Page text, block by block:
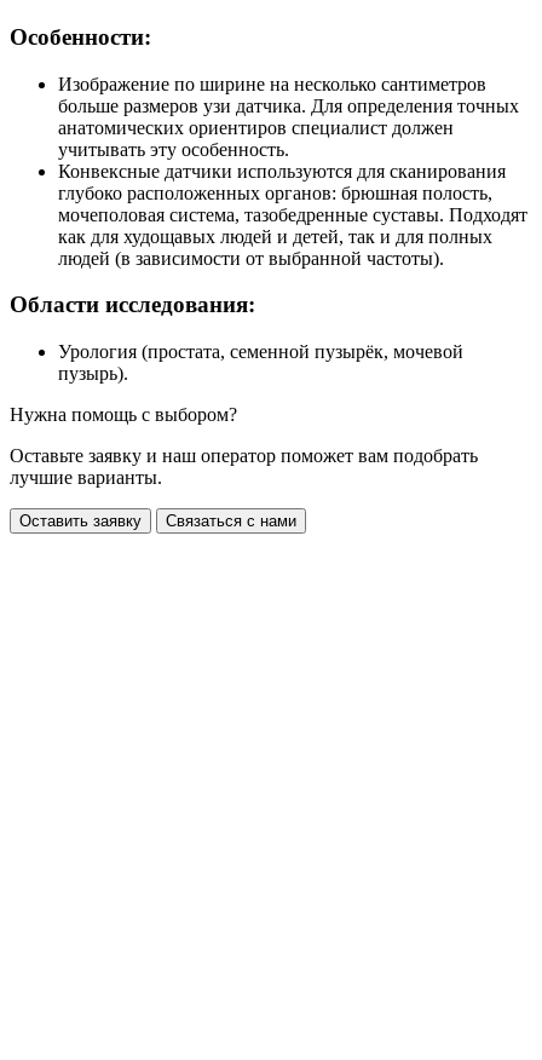
Особенности:
Изображение по ширине на несколько сантиметров
больше размеров узи датчика. Для определения точных
анатомических ориентиров специалист должен
учитывать эту особенность.
Конвексные датчики используются для сканирования
глубоко расположенных органов: брюшная полость,
мочеполовая система, тазобедренные суставы. Подходят
как для худощавых людей и детей, так и для полных
людей (в зависимости от выбранной частоты).
Области исследования:
Урология (простата, семенной пузырёк, мочевой
пузырь).
Нужна помощь с выбором?
Оставьте заявку и наш оператор поможет вам подобрать
лучшие варианты.
Оставить заявку Связаться с нами